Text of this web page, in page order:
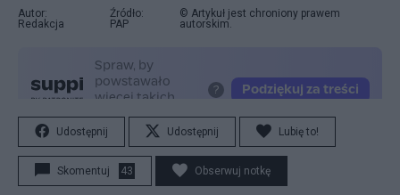
Autor:
Redakcja
Źródło:
PAP
© Artykuł jest chroniony prawem
autorskim.
Udostępnij Udostępnij Lubię to!
Skomentuj 43 Obserwuj notkę